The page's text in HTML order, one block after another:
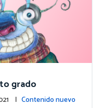
grado
| Contenido nuevo